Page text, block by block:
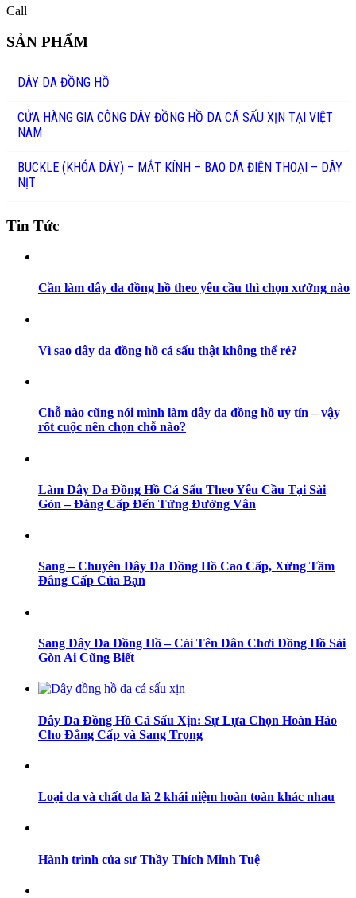
Call
SẢN PHẨM
DÂY DA ĐỒNG HỒ
CỬA HÀNG GIA CÔNG DÂY ĐỒNG HỒ DA CÁ SẤU XỊN TẠI VIỆT
NAM
BUCKLE (KHÓA DÂY) – MẮT KÍNH – BAO DA ĐIỆN THOẠI – DÂY
NỊT
Tin Tức
Cần làm dây da đồng hồ theo yêu cầu thì chọn xưởng nào
Vì sao dây da đồng hồ cá sấu thật không thể rẻ?
Chỗ nào cũng nói mình làm dây da đồng hồ uy tín – vậy
rốt cuộc nên chọn chỗ nào?
Làm Dây Da Đồng Hồ Cá Sấu Theo Yêu Cầu Tại Sài
Gòn – Đẳng Cấp Đến Từng Đường Vân
Sang – Chuyên Dây Da Đồng Hồ Cao Cấp, Xứng Tầm
Đẳng Cấp Của Bạn
Sang Dây Da Đồng Hồ – Cái Tên Dân Chơi Đồng Hồ Sài
Gòn Ai Cũng Biết
Dây Da Đồng Hồ Cá Sấu Xịn: Sự Lựa Chọn Hoàn Hảo
Cho Đẳng Cấp và Sang Trọng
Loại da và chất da là 2 khái niệm hoàn toàn khác nhau
Hành trình của sư Thầy Thích Minh Tuệ